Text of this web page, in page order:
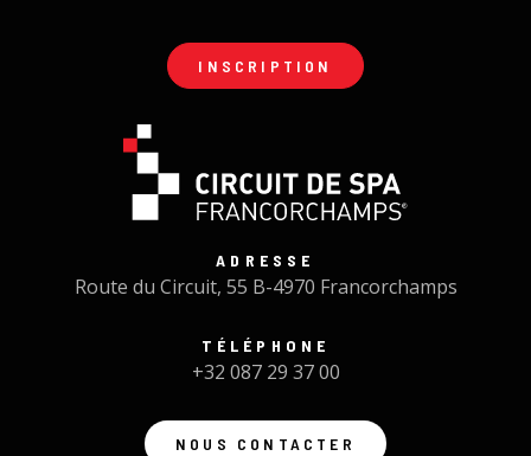
INSCRIPTION
ADRESSE
Route du Circuit, 55 B-4970 Francorchamps
TÉLÉPHONE
+32 087 29 37 00
NOUS CONTACTER